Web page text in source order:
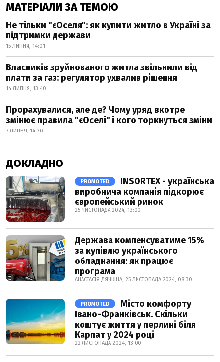
МАТЕРІАЛИ ЗА ТЕМОЮ
Не тільки "єОселя": як купити житло в Україні за
підтримки держави
15 ЛИПНЯ, 14:01
Власників зруйнованого житла звільнили від
плати за газ: регулятор ухвалив рішення
14 ЛИПНЯ, 13:40
Прорахувалися, але де? Чому уряд вкотре
змінює правила "єОселі" і кого торкнуться зміни
7 ЛИПНЯ, 14:30
ДОКЛАДНО
PROMOTED
INSORTEX - українська
виробнича компанія підкорює
європейський ринок
25 ЛИСТОПАДА 2024, 13:00
Держава компенсуватиме 15%
за купівлю українського
обладнання: як працює
програма
АНАСТАСІЯ ДЯЧКІНА, 25 ЛИСТОПАДА 2024, 08:30
PROMOTED
Місто комфорту
Івано-Франківськ. Скільки
коштує життя у перлині біля
Карпат у 2024 році
22 ЛИСТОПАДА 2024, 13:00